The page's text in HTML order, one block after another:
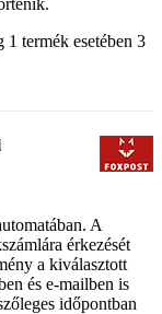
1 termék esetében 3
A
érkezését
a kiválasztott
és e-mailben is
időpontban